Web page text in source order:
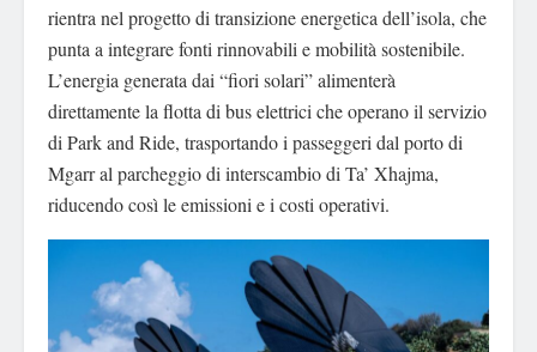
rientra nel progetto di transizione energetica dell’isola, che
punta a integrare fonti rinnovabili e mobilità sostenibile.
L’energia generata dai “fiori solari” alimenterà
direttamente la flotta di bus elettrici che operano il servizio
di Park and Ride, trasportando i passeggeri dal porto di
Mgarr al parcheggio di interscambio di Ta’ Xhajma,
riducendo così le emissioni e i costi operativi.